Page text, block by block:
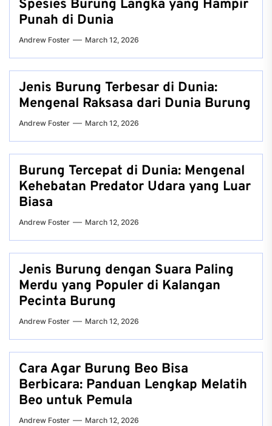
Spesies Burung Langka yang Hampir
Punah di Dunia
Andrew Foster March 12, 2026
Jenis Burung Terbesar di Dunia:
Mengenal Raksasa dari Dunia Burung
Andrew Foster March 12, 2026
Burung Tercepat di Dunia: Mengenal
Kehebatan Predator Udara yang Luar
Biasa
Andrew Foster March 12, 2026
Jenis Burung dengan Suara Paling
Merdu yang Populer di Kalangan
Pecinta Burung
Andrew Foster March 12, 2026
Cara Agar Burung Beo Bisa
Berbicara: Panduan Lengkap Melatih
Beo untuk Pemula
Andrew Foster March 12, 2026